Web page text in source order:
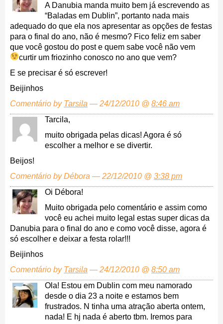
A Danubia manda muito bem já escrevendo as
“Baladas em Dublin”, portanto nada mais
adequado do que ela nos apresentar as opções de festas
para o final do ano, não é mesmo? Fico feliz em saber
que você gostou do post e quem sabe você não vem
curtir um friozinho conosco no ano que vem?
E se precisar é só escrever!
Beijinhos
Comentário by Tarsila — 24/12/2010 @ 8:46 am
Tarcila,
muito obrigada pelas dicas! Agora é só
escolher a melhor e se divertir.
Beijos!
Comentário by Débora — 22/12/2010 @ 3:38 pm
Oi Débora!
Muito obrigada pelo comentário e assim como
você eu achei muito legal estas super dicas da
Danubia para o final do ano e como você disse, agora é
só escolher e deixar a festa rolar!!!
Beijinhos
Comentário by Tarsila — 24/12/2010 @ 8:50 am
Ola! Estou em Dublin com meu namorado
desde o dia 23 a noite e estamos bem
frustrados. N tinha uma atração aberta ontem,
nada! E hj nada é aberto tbm. Iremos para